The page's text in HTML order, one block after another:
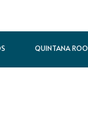
QUINTANA ROO